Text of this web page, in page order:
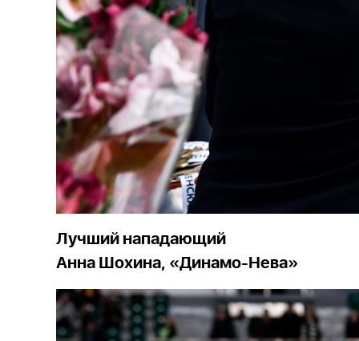
Лучший нападающий
Анна Шохина, «Динамо-Нева»